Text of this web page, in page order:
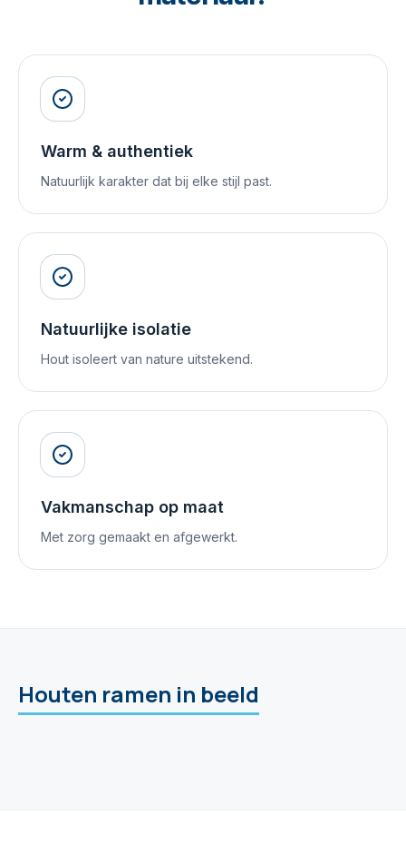
Warm & authentiek
Natuurlijk karakter dat bij elke stijl past.
Natuurlijke isolatie
Hout isoleert van nature uitstekend.
Vakmanschap op maat
Met zorg gemaakt en afgewerkt.
Houten ramen in beeld